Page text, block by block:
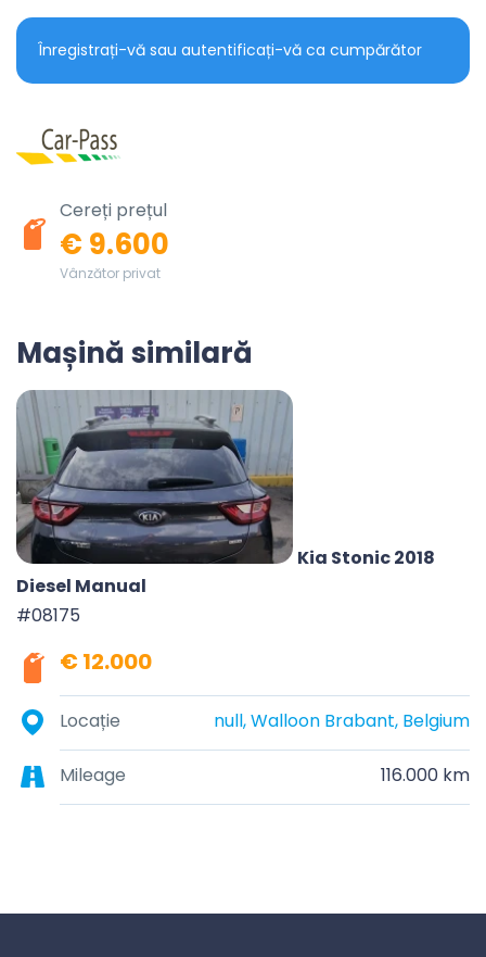
Înregistrați-vă sau autentificați-vă ca cumpărător
Cereți prețul
€ 9.600
Vânzător privat
Mașină similară
Kia Stonic 2018
Diesel Manual
#08175
€ 12.000
Locație null, Walloon Brabant, Belgium
Mileage 116.000 km